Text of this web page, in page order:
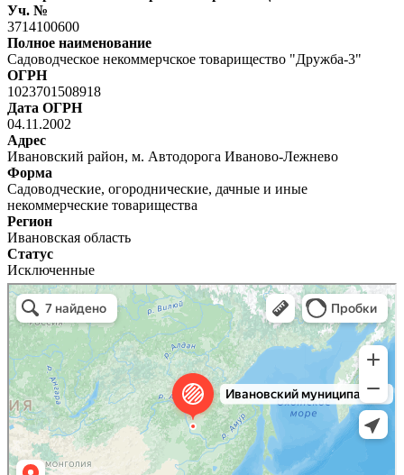
Уч. №
3714100600
Полное наименование
Садоводческое некоммерчское товарищество "Дружба-3"
ОГРН
1023701508918
Дата ОГРН
04.11.2002
Адрес
Ивановский район, м. Автодорога Иваново-Лежнево
Форма
Садоводческие, огороднические, дачные и иные
некоммерческие товарищества
Регион
Ивановская область
Статус
Исключенные